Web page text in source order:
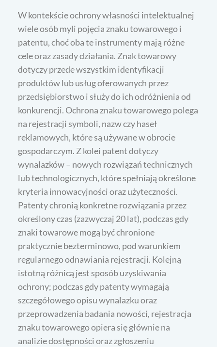
W kontekście ochrony własności intelektualnej
wiele osób myli pojęcia znaku towarowego i
patentu, choć oba te instrumenty mają różne
cele oraz zasady działania. Znak towarowy
dotyczy przede wszystkim identyfikacji
produktów lub usług oferowanych przez
przedsiębiorstwo i służy do ich odróżnienia od
konkurencji. Ochrona znaku towarowego polega
na rejestracji symboli, nazw czy haseł
reklamowych, które są używane w obrocie
gospodarczym. Z kolei patent dotyczy
wynalazków – nowych rozwiązań technicznych
lub technologicznych, które spełniają określone
kryteria innowacyjności oraz użyteczności.
Patenty chronią konkretne rozwiązania przez
określony czas (zazwyczaj 20 lat), podczas gdy
znaki towarowe mogą być chronione
praktycznie bezterminowo, pod warunkiem
regularnego odnawiania rejestracji. Kolejną
istotną różnicą jest sposób uzyskiwania
ochrony; podczas gdy patenty wymagają
szczegółowego opisu wynalazku oraz
przeprowadzenia badania nowości, rejestracja
znaku towarowego opiera się głównie na
analizie dostępności oraz zgłoszeniu